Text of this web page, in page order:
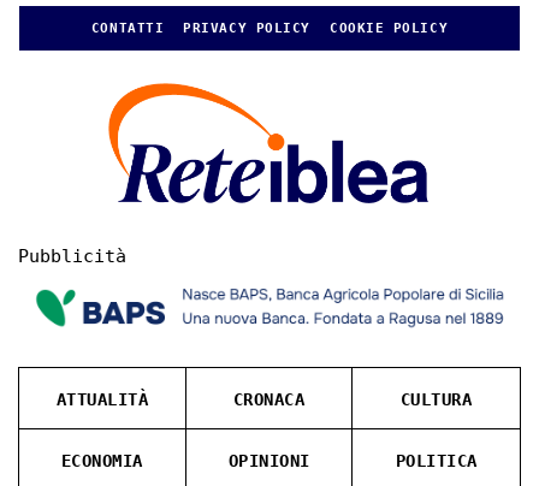
CONTATTI PRIVACY POLICY COOKIE POLICY
Pubblicità
ATTUALITÀ CRONACA CULTURA
ECONOMIA OPINIONI POLITICA